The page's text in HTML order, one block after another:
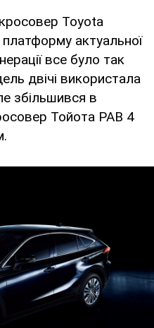
Toyota
актуальної
все було так
двічі використала
збільшився в
Тойота РАВ 4